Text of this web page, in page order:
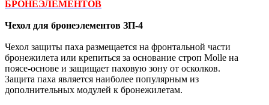
БРОНЕЭЛЕМЕНТОВ
Чехол для бронеэлементов ЗП-4
Чехол защиты паха размещается на фронтальной части
бронежилета или крепиться за основание строп Molle на
поясе-основе и защищает паховую зону от осколков.
Защита паха является наиболее популярным из
дополнительных модулей к бронежилетам.